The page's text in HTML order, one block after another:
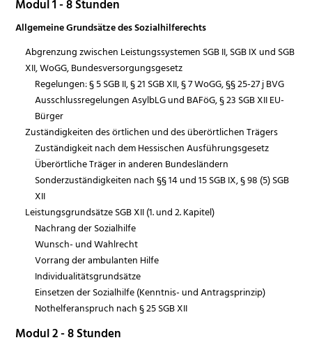
Modul 1 - 8 Stunden
Allgemeine Grundsätze des Sozialhilferechts
Abgrenzung zwischen Leistungssystemen SGB II, SGB IX und SGB
XII, WoGG, Bundesversorgungsgesetz
Regelungen: § 5 SGB II, § 21 SGB XII, § 7 WoGG, §§ 25-27 j BVG
Ausschlussregelungen AsylbLG und BAFöG, § 23 SGB XII EU-
Bürger
Zuständigkeiten des örtlichen und des überörtlichen Trägers
Zuständigkeit nach dem Hessischen Ausführungsgesetz
Überörtliche Träger in anderen Bundesländern
Sonderzuständigkeiten nach §§ 14 und 15 SGB IX, § 98 (5) SGB
XII
Leistungsgrundsätze SGB XII (1. und 2. Kapitel)
Nachrang der Sozialhilfe
Wunsch- und Wahlrecht
Vorrang der ambulanten Hilfe
Individualitätsgrundsätze
Einsetzen der Sozialhilfe (Kenntnis- und Antragsprinzip)
Nothelferanspruch nach § 25 SGB XII
Modul 2 - 8 Stunden